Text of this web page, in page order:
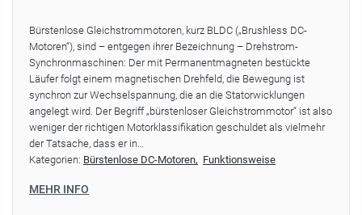
Bürstenlose Gleichstrommotoren, kurz BLDC („Brushless DC-
Motoren“), sind – entgegen ihrer Bezeichnung – Drehstrom-
Synchronmaschinen: Der mit Permanentmagneten bestückte
Läufer folgt einem magnetischen Drehfeld, die Bewegung ist
synchron zur Wechselspannung, die an die Statorwicklungen
angelegt wird. Der Begriff „bürstenloser Gleichstrommotor“ ist also
weniger der richtigen Motorklassifikation geschuldet als vielmehr
der Tatsache, dass er in…
Kategorien: Bürstenlose DC-Motoren Funktionsweise
MEHR INFO